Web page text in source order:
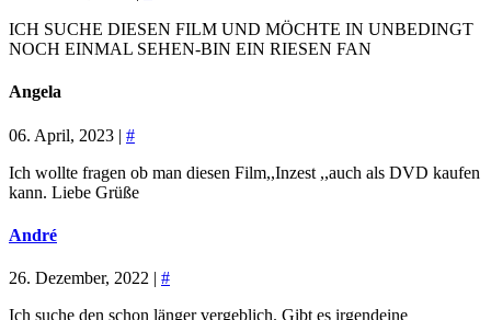
ICH SUCHE DIESEN FILM UND MÖCHTE IN UNBEDINGT
NOCH EINMAL SEHEN-BIN EIN RIESEN FAN
Angela
06. April, 2023 | #
Ich wollte fragen ob man diesen Film,,Inzest ,,auch als DVD kaufen
kann. Liebe Grüße
André
26. Dezember, 2022 | #
Ich suche den schon länger vergeblich. Gibt es irgendeine